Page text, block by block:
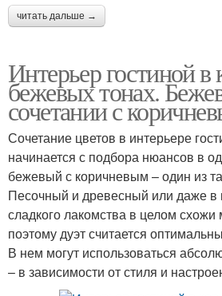
читать дальше →
Интерьер гостиной в
бежевых тонах.
сочетании с
Сочетание цветов в интерьере
начинается с подбора нюансов в
бежевый с коричневым – один из
Песочный и древесный или даже в
сладкого лакомства в целом
поэтому дуэт считается
В нем могут использоваться
– в зависимости от стиля и